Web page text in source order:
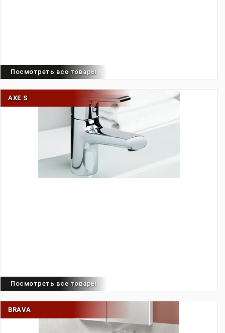
Посмотреть все товары
AXE S
Посмотреть все товары
BRAVA